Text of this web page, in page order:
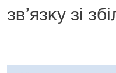
зв’язку зі